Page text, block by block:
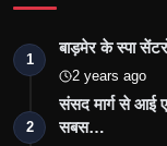
1
बाड़मेर के स्पा
2 years ago
2
संसद मार्ग से आई
सबस…